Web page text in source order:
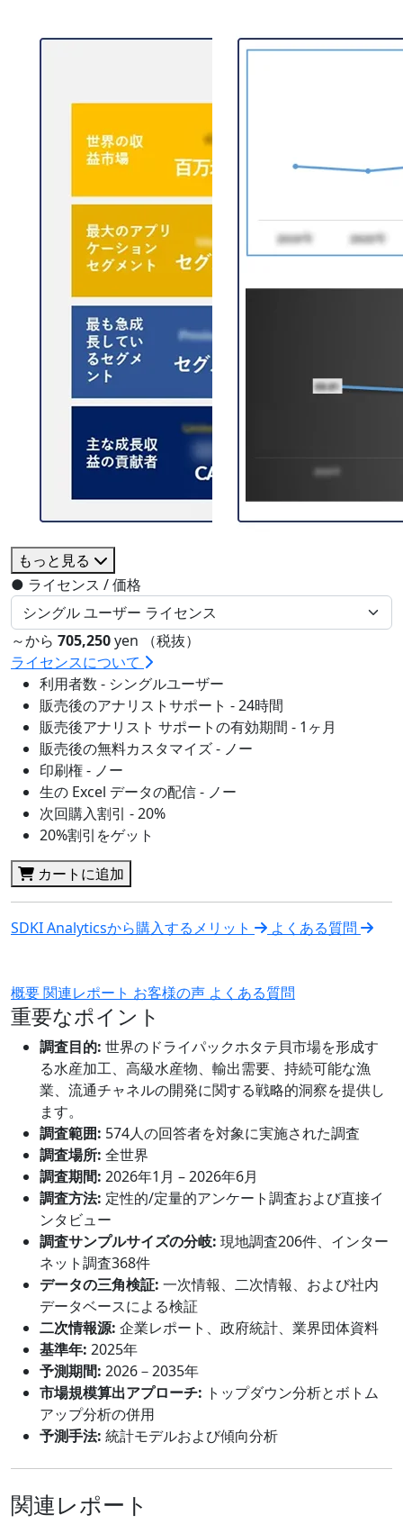
もっと見る
● ライセンス / 価格
～から 705,250yen （税抜）
ライセンスについて
利用者数 - シングルユーザー
販売後のアナリストサポート - 24時間
販売後アナリスト サポートの有効期間 - 1ヶ月
販売後の無料カスタマイズ - ノー
印刷権 - ノー
生の Excel データの配信 - ノー
次回購入割引 - 20%
20%割引をゲット
カートに追加
SDKI Analyticsから購入するメリット よくある質問
概要関連レポート お客様の声 よくある質問
重要なポイント
調査目的: 世界のドライパックホタテ貝市場を形成す
る水産加工、高級水産物、輸出需要、持続可能な漁
業、流通チャネルの開発に関する戦略的洞察を提供し
ます。
調査範囲: 574人の回答者を対象に実施された調査
調査場所: 全世界
調査期間: 2026年1月 – 2026年6月
調査方法: 定性的/定量的アンケート調査および直接イ
ンタビュー
調査サンプルサイズの分岐: 現地調査206件、インター
ネット調査368件
データの三角検証: 一次情報、二次情報、および社内
データベースによる検証
二次情報源: 企業レポート、政府統計、業界団体資料
基準年: 2025年
予測期間: 2026－2035年
市場規模算出アプローチ: トップダウン分析とボトム
アップ分析の併用
予測手法: 統計モデルおよび傾向分析
関連レポート